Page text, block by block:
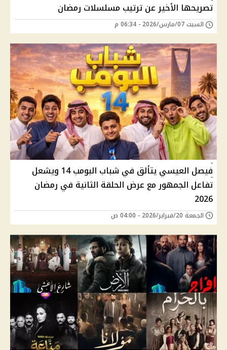
تصريحها الأخير عن ترتيب مسلسلات رمضان
السبت 07/مارس/2026 - 06:34 م
فيصل العيسي يتألق في شباب البومب 14 ويشعل
تفاعل الجمهور مع عرض الحلقة الثانية في رمضان
2026
الجمعة 20/فبراير/2026 - 04:00 ص